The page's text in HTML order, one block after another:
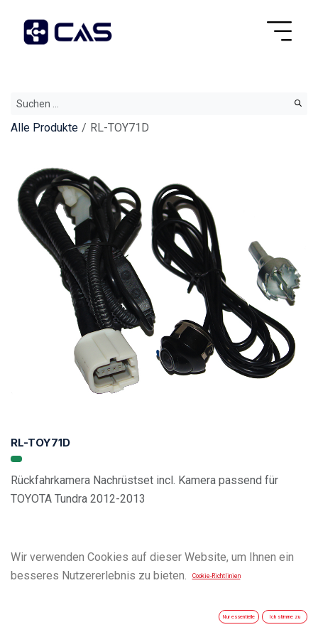
Alle Produkte RL-TOY71D
RL-TOY71D
Rückfahrkamera Nachrüstset incl. Kamera passend für
TOYOTA Tundra 2012-2013
Wir verwenden Cookies auf dieser Website, um Ihnen ein
besseres Nutzererlebnis zu bieten.
Cookie-Richtlinien
Nur essentielle Ich stimme zu